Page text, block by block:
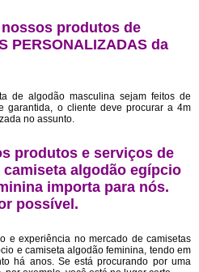
produtos de
PERSONALIZADAS da
de algodão masculina sejam feitos de
garantida, o cliente deve procurar a 4m
no assunto.
produtos e serviços de
algodão egípcio
importa para nós.
possível.
e experiência no mercado de camisetas
e camiseta algodão feminina, tendo em
há anos. Se está procurando por uma